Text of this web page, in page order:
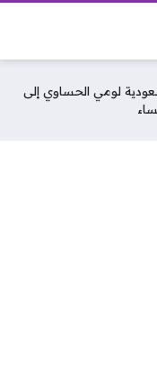
لومي الحساوي إلى